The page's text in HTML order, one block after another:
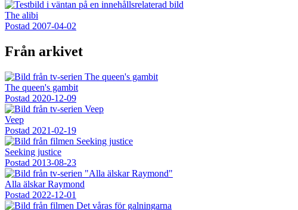
The alibi
Postad 2007-04-02
Från arkivet
The queen's gambit
Postad 2020-12-09
Veep
Postad 2021-02-19
Seeking justice
Postad 2013-08-23
Alla älskar Raymond
Postad 2022-12-01